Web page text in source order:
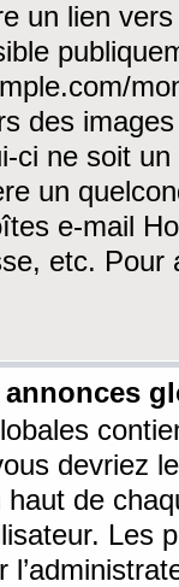
un lien
des
ci ne soit
un
e-mail
etc. Pour
devriez
haut de
Les